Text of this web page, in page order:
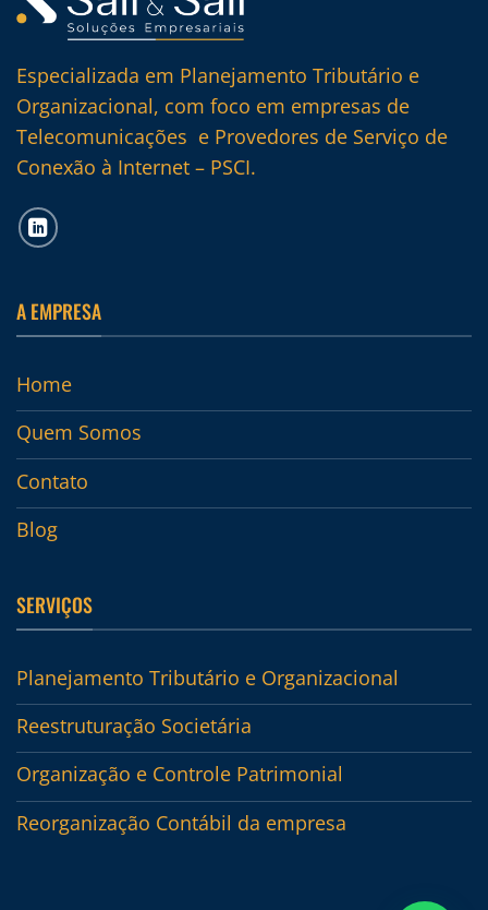
Especializada em Planejamento Tributário e
Organizacional, com foco em empresas de
Telecomunicações e Provedores de Serviço de
Conexão à Internet – PSCI.
A EMPRESA
Home
Quem Somos
Contato
Blog
SERVIÇOS
Planejamento Tributário e Organizacional
Reestruturação Societária
Organização e Controle Patrimonial
Reorganização Contábil da empresa